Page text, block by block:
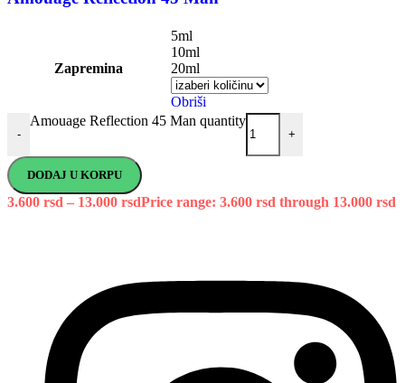
Zapremina
5ml
10ml
20ml
Obriši
-
Amouage Reflection 45 Man quantity
+
DODAJ U KORPU
3.600 rsd – 13.000 rsdPrice range: 3.600 rsd through 13.000 rsd